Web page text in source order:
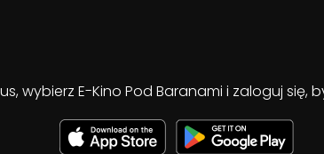
wybierz E-Kino Pod Baranami i zaloguj